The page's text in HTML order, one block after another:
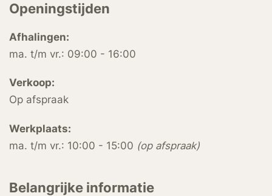
Openingstijden
Afhalingen:
ma. t/m vr.: 09:00 - 16:00
Verkoop:
Op afspraak
Werkplaats:
ma. t/m vr.: 10:00 - 15:00 (op afspraak)
Belangrijke informatie